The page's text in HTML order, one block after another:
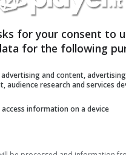
il Papa, mentre dall’altro
perfino trovato
for your consent to
for the following
advertising and content,
audience research and services
information on a device